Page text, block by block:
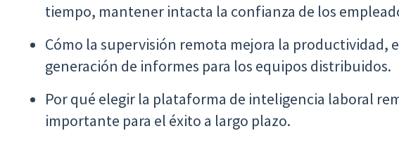
tiempo, mantener intacta la confianza de los
Cómo la supervisión remota mejora la productividad,
generación de informes para los equipos distribuidos.
Por qué elegir la plataforma de inteligencia laboral
importante para el éxito a largo plazo.